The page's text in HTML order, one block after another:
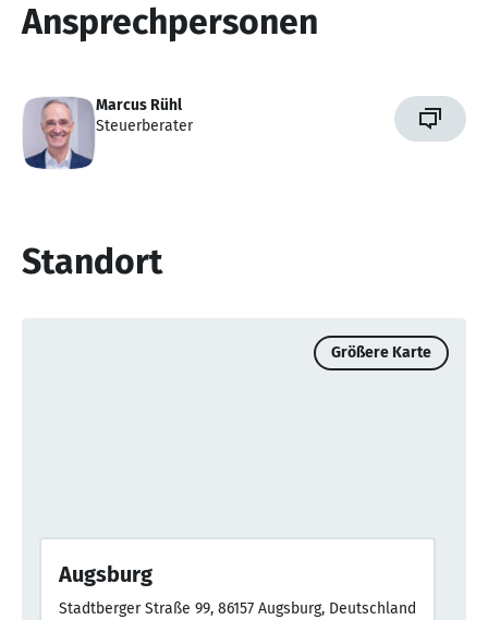
Ansprechpersonen
Marcus Rühl
Steuerberater
Standort
Größere Karte
Augsburg
Stadtberger Straße 99, 86157 Augsburg, Deutschland